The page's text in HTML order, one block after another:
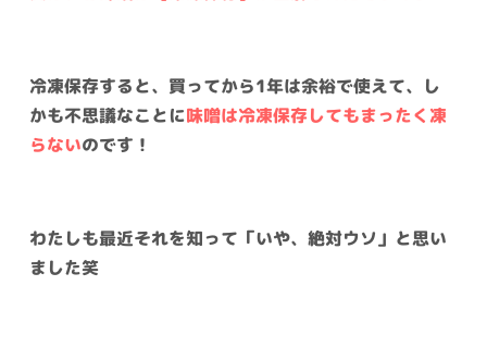
冷凍保存すると、買ってから1年は余裕で使えて、し
かも不思議なことに味噌は冷凍保存してもまったく凍
らないのです！
わたしも最近それを知って「いや、絶対ウソ」と思い
ました笑